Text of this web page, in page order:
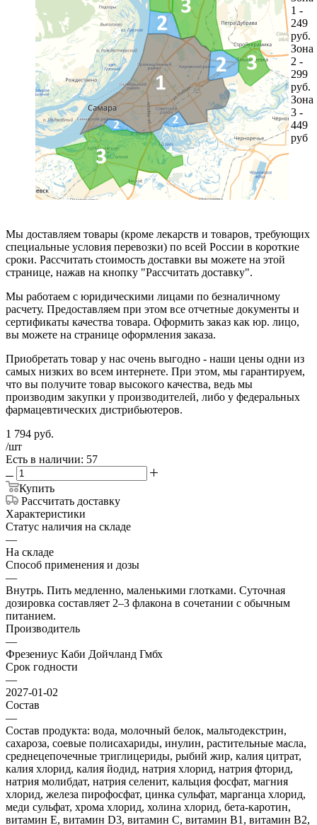
1 -
249
руб.
Зона
2 -
299
руб.
Зона
3 -
449
руб
Мы доставляем товары (кроме лекарств и товаров, требующих
специальные условия перевозки) по всей России в короткие
сроки. Рассчитать стоимость доставки вы можете на этой
странице, нажав на кнопку "Рассчитать доставку".
Мы работаем с юридическими лицами по безналичному
расчету. Предоставляем при этом все отчетные документы и
сертификаты качества товара. Оформить заказ как юр. лицо,
вы можете на странице оформления заказа.
Приобретать товар у нас очень выгодно - наши цены одни из
самых низких во всем интернете. При этом, мы гарантируем,
что вы получите товар высокого качества, ведь мы
производим закупки у производителей, либо у федеральных
фармацевтических дистрибьютеров.
1 794 руб.
/шт
Есть в наличии: 57
Купить
Рассчитать доставку
Характеристики
Статус наличия на складе
—
На складе
Способ применения и дозы
—
Внутрь. Пить медленно, маленькими глотками. Суточная
дозировка составляет 2–3 флакона в сочетании с обычным
питанием.
Производитель
—
Фрезениус Каби Дойчланд Гмбх
Срок годности
—
2027-01-02
Состав
—
Состав продукта: вода, молочный белок, мальтодекстрин,
сахароза, соевые полисахариды, инулин, растительные масла,
среднецепочечные триглицериды, рыбий жир, калия цитрат,
калия хлорид, калия йодид, натрия хлорид, натрия фторид,
натрия молибдат, натрия селенит, кальция фосфат, магния
хлорид, железа пирофосфат, цинка сульфат, марганца хлорид,
меди сульфат, хрома хлорид, холина хлорид, бета-каротин,
витамин Е, витамин D3, витамин С, витамин В1, витамин В2,